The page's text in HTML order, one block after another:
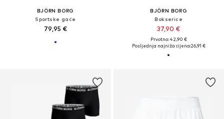
BJÖRN BORG
Sportske gaće
79,95 €
BJÖRN BORG
Bokserice
37,90 €
Prvotno: 42,90 €
Posljednja najniža cijena:26,91 €